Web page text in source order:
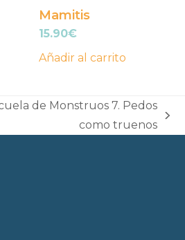
Mamitis
15.90€
Añadir al carrito
de Monstruos 7. Pedos
como truenos